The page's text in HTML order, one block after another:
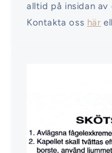
alltid på insidan
Kontakta oss här